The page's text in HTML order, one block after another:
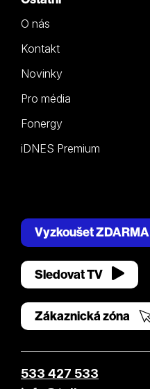
O nás
Kontakt
Novinky
Pro média
Fonergy
iDNES Premium
Vyzkoušet ZDARMA
Sledovat TV
Zákaznická zóna
533 427 533